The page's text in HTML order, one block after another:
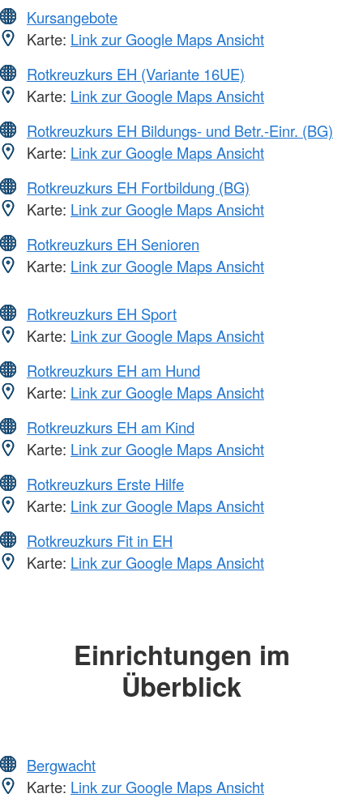
Kursangebote
Karte: Link zur Google Maps Ansicht
Rotkreuzkurs EH (Variante 16UE)
Karte: Link zur Google Maps Ansicht
Rotkreuzkurs EH Bildungs- und Betr.-Einr. (BG)
Karte: Link zur Google Maps Ansicht
Rotkreuzkurs EH Fortbildung (BG)
Karte: Link zur Google Maps Ansicht
Rotkreuzkurs EH Senioren
Karte: Link zur Google Maps Ansicht
Rotkreuzkurs EH Sport
Karte: Link zur Google Maps Ansicht
Rotkreuzkurs EH am Hund
Karte: Link zur Google Maps Ansicht
Rotkreuzkurs EH am Kind
Karte: Link zur Google Maps Ansicht
Rotkreuzkurs Erste Hilfe
Karte: Link zur Google Maps Ansicht
Rotkreuzkurs Fit in EH
Karte: Link zur Google Maps Ansicht
Einrichtungen im
Überblick
Bergwacht
Karte: Link zur Google Maps Ansicht